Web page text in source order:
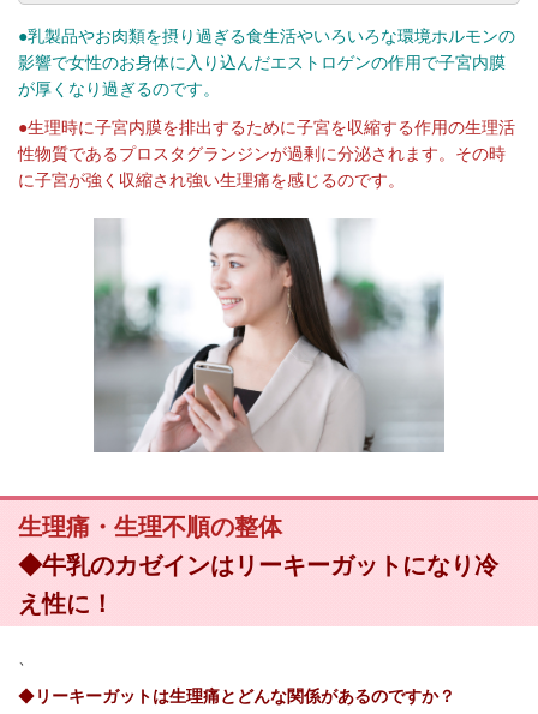
●乳製品やお肉類を摂り過ぎる食生活やいろいろな環境ホルモンの
影響で女性のお身体に入り込んだエストロゲンの作用で子宮内膜
が厚くなり過ぎるのです。
●生理時に子宮内膜を排出するために子宮を収縮する作用の生理活
性物質であるプロスタグランジンが過剰に分泌されます。その時
に子宮が強く収縮され強い生理痛を感じるのです。
生理痛・生理不順の整体
◆牛乳のカゼインはリーキーガットになり冷
え性に！
◆リーキーガットは生理痛とどんな関係があるのですか？